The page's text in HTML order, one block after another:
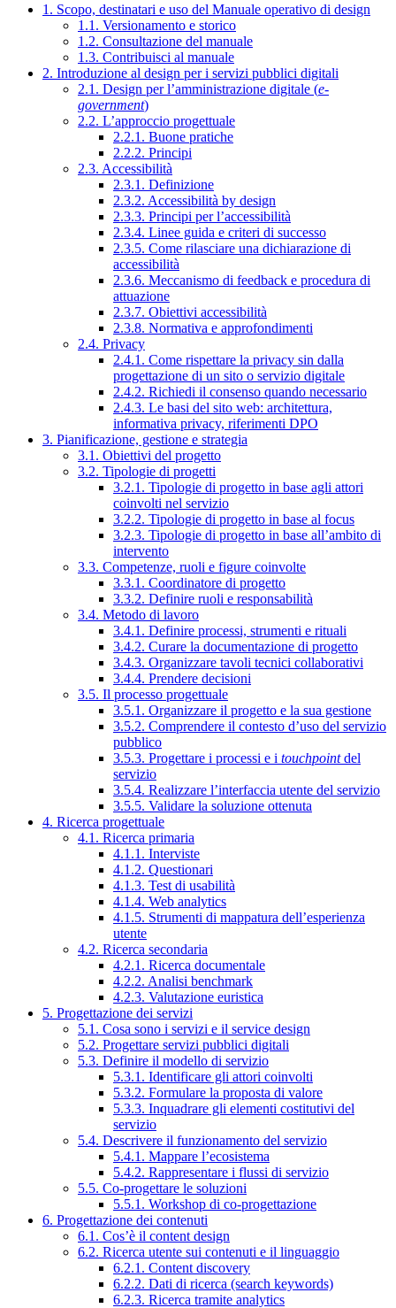
1. Scopo, destinatari e uso del Manuale operativo di design
1.1. Versionamento e storico
1.2. Consultazione del manuale
1.3. Contribuisci al manuale
2. Introduzione al design per i servizi pubblici digitali
2.1. Design per l’amministrazione digitale (e-
government)
2.2. L’approccio progettuale
2.2.1. Buone pratiche
2.2.2. Principi
2.3. Accessibilità
2.3.1. Definizione
2.3.2. Accessibilità by design
2.3.3. Principi per l’accessibilità
2.3.4. Linee guida e criteri di successo
2.3.5. Come rilasciare una dichiarazione di
accessibilità
2.3.6. Meccanismo di feedback e procedura di
attuazione
2.3.7. Obiettivi accessibilità
2.3.8. Normativa e approfondimenti
2.4. Privacy
2.4.1. Come rispettare la privacy sin dalla
progettazione di un sito o servizio digitale
2.4.2. Richiedi il consenso quando necessario
2.4.3. Le basi del sito web: architettura,
informativa privacy, riferimenti DPO
3. Pianificazione, gestione e strategia
3.1. Obiettivi del progetto
3.2. Tipologie di progetti
3.2.1. Tipologie di progetto in base agli attori
coinvolti nel servizio
3.2.2. Tipologie di progetto in base al focus
3.2.3. Tipologie di progetto in base all’ambito di
intervento
3.3. Competenze, ruoli e figure coinvolte
3.3.1. Coordinatore di progetto
3.3.2. Definire ruoli e responsabilità
3.4. Metodo di lavoro
3.4.1. Definire processi, strumenti e rituali
3.4.2. Curare la documentazione di progetto
3.4.3. Organizzare tavoli tecnici collaborativi
3.4.4. Prendere decisioni
3.5. Il processo progettuale
3.5.1. Organizzare il progetto e la sua gestione
3.5.2. Comprendere il contesto d’uso del servizio
pubblico
3.5.3. Progettare i processi e i touchpointdel
servizio
3.5.4. Realizzare l’interfaccia utente del servizio
3.5.5. Validare la soluzione ottenuta
4. Ricerca progettuale
4.1. Ricerca primaria
4.1.1. Interviste
4.1.2. Questionari
4.1.3. Test di usabilità
4.1.4. Web analytics
4.1.5. Strumenti di mappatura dell’esperienza
utente
4.2. Ricerca secondaria
4.2.1. Ricerca documentale
4.2.2. Analisi benchmark
4.2.3. Valutazione euristica
5. Progettazione dei servizi
5.1. Cosa sono i servizi e il service design
5.2. Progettare servizi pubblici digitali
5.3. Definire il modello di servizio
5.3.1. Identificare gli attori coinvolti
5.3.2. Formulare la proposta di valore
5.3.3. Inquadrare gli elementi costitutivi del
servizio
5.4. Descrivere il funzionamento del servizio
5.4.1. Mappare l’ecosistema
5.4.2. Rappresentare i flussi di servizio
5.5. Co-progettare le soluzioni
5.5.1. Workshop di co-progettazione
6. Progettazione dei contenuti
6.1. Cos’è il content design
6.2. Ricerca utente sui contenuti e il linguaggio
6.2.1. Content discovery
6.2.2. Dati di ricerca (search keywords)
6.2.3. Ricerca tramite analytics